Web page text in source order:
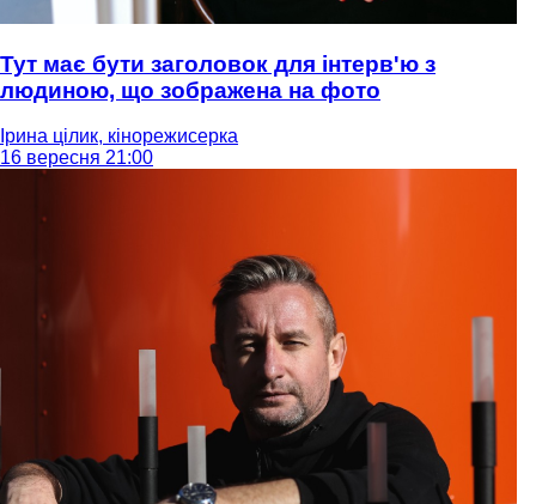
Тут має бути заголовок для інтерв'ю з
людиною, що зображена на фото
Ірина цілик, кінорежисерка
16 вересня 21:00